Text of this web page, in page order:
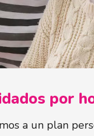
por
a un plan